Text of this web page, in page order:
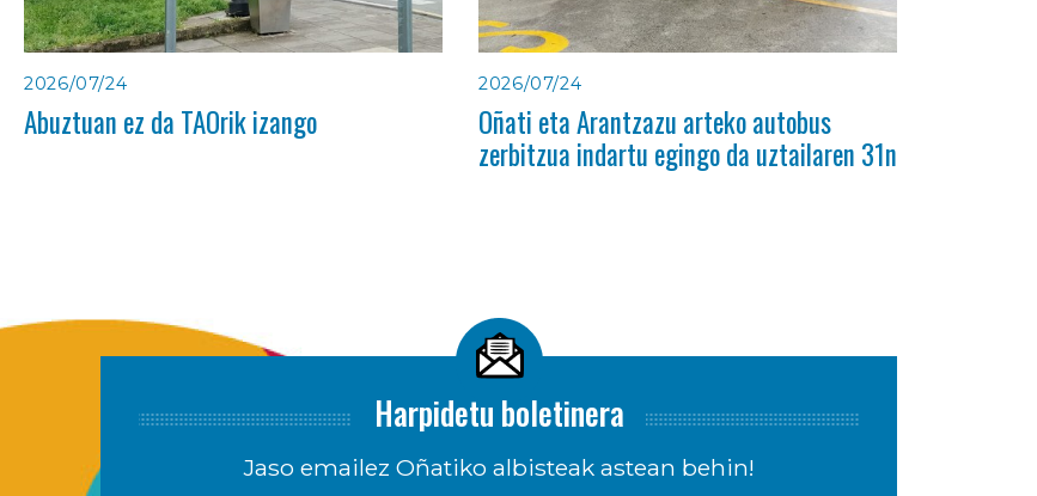
2026/07/24
Abuztuan ez da TAOrik izango
2026/07/24
Oñati eta Arantzazu arteko autobus
zerbitzua indartu egingo da uztailaren 31n
Harpidetu boletinera
Jaso emailez Oñatiko albisteak astean behin!